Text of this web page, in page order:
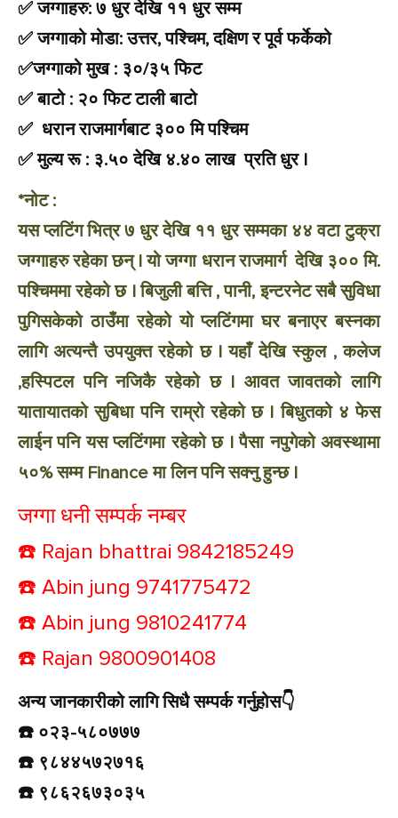
✅ जग्गाहरु: ७ धुर देखि ११ धुर सम्म
✅ जग्गाको मोडा: उत्तर, पश्चिम, दक्षिण र पूर्व फर्केको
✅जग्गाको मुख : ३०/३५ फिट
✅ बाटो : २० फिट टाली बाटो
✅ धरान राजमार्गबाट ३०० मि पश्चिम
✅ मुल्य रू : ३.५० देखि ४.४० लाख प्रति धुर |
*नोट :
यस प्लटिंग भित्र ७ धुर देखि ११ धुर सम्मका ४४ वटा टुक्रा
जग्गाहरु रहेका छन् | यो जग्गा धरान राजमार्ग देखि ३०० मि.
पश्चिममा रहेको छ | बिजुली बत्ति , पानी, इन्टरनेट सबै सुविधा
पुगिसकेको ठाउँमा रहेको यो प्लटिंगमा घर बनाएर बस्नका
लागि अत्यन्तै उपयुक्त रहेको छ | यहाँ देखि स्कुल , कलेज
,हस्पिटल पनि नजिकै रहेको छ | आवत जावतको लागि
यातायातको सुबिधा पनि राम्रो रहेको छ | बिधुतको ४ फेस
लाईन पनि यस प्लटिंगमा रहेको छ | पैसा नपुगेको अवस्थामा
५०% सम्म Finance मा लिन पनि सक्नु हुन्छ |
जग्गा धनी सम्पर्क नम्बर
☎️ Rajan bhattrai 9842185249
☎️ Abin jung 9741775472
☎️ Abin jung 9810241774
☎️ Rajan 9800901408
अन्य जानकारीको लागि सिधै सम्पर्क गर्नुहोस👇️
☎️ ०२३-५८०७७७
☎️ ९८४४५७२७१६
☎️ ९८६२६७३०३५